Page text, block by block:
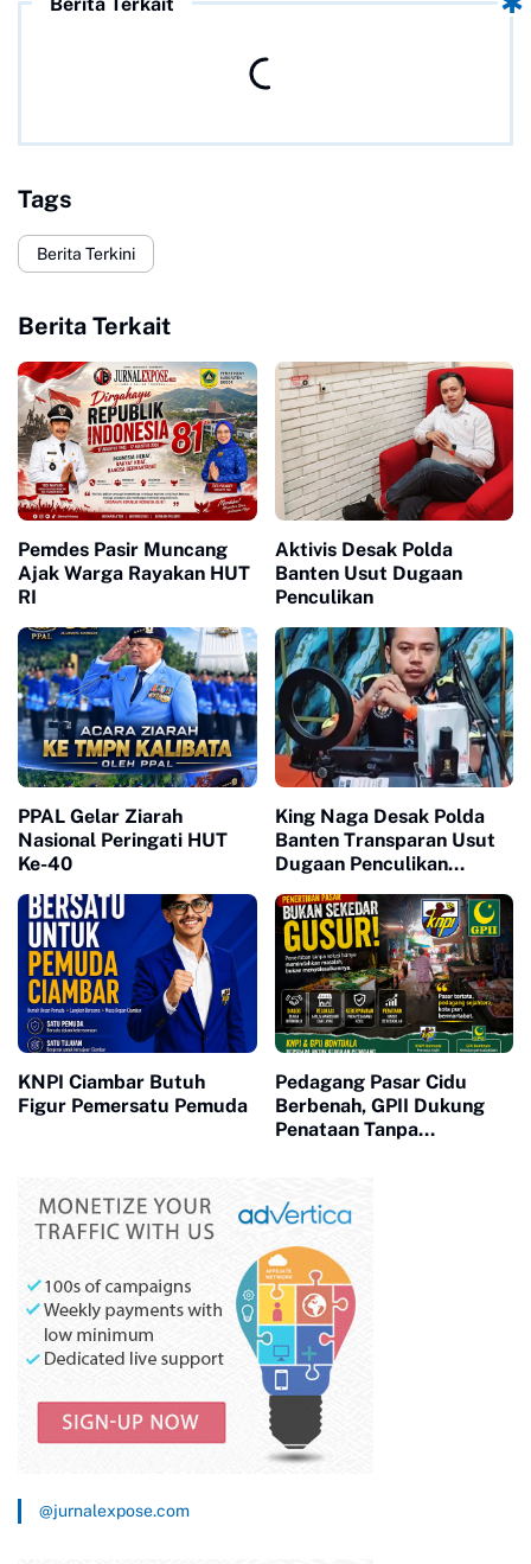
Tags
Berita Terkini
Berita Terkait
Pemdes Pasir Muncang
Ajak Warga Rayakan HUT
RI
Aktivis Desak Polda
Banten Usut Dugaan
Penculikan
PPAL Gelar Ziarah
Nasional Peringati HUT
Ke-40
King Naga Desak Polda
Banten Transparan Usut
Dugaan Penculikan
KNPI Ciambar Butuh
Figur Pemersatu Pemuda
Pedagang Pasar Cidu
Berbenah, GPII Dukung
Penataan Tanpa
@jurnalexpose.com